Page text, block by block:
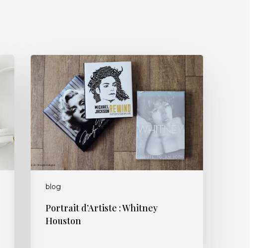
blog
Portrait
d’Artiste
:
Whitney
Houston
Portrait d’Artiste : Whitney
Houston